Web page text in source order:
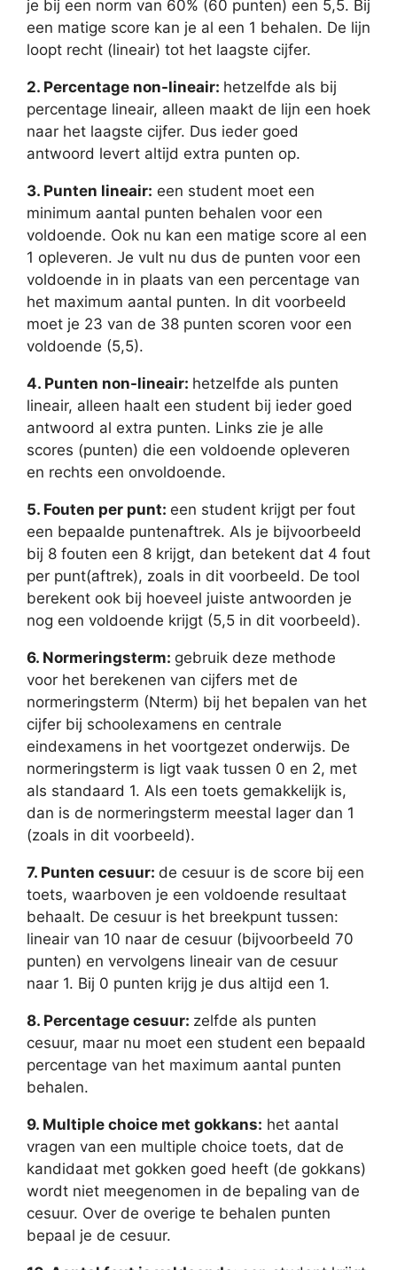
je bij een norm van 60% (60 punten) een 5,5. Bij
een matige score kan je al een 1 behalen. De lijn
loopt recht (lineair) tot het laagste cijfer.
2. Percentage non-lineair: hetzelfde als bij
percentage lineair, alleen maakt de lijn een hoek
naar het laagste cijfer. Dus ieder goed
antwoord levert altijd extra punten op.
3. Punten lineair: een student moet een
minimum aantal punten behalen voor een
voldoende. Ook nu kan een matige score al een
1 opleveren. Je vult nu dus de punten voor een
voldoende in in plaats van een percentage van
het maximum aantal punten. In dit voorbeeld
moet je 23 van de 38 punten scoren voor een
voldoende (5,5).
4. Punten non-lineair: hetzelfde als punten
lineair, alleen haalt een student bij ieder goed
antwoord al extra punten. Links zie je alle
scores (punten) die een voldoende opleveren
en rechts een onvoldoende.
5. Fouten per punt: een student krijgt per fout
een bepaalde puntenaftrek. Als je bijvoorbeeld
bij 8 fouten een 8 krijgt, dan betekent dat 4 fout
per punt(aftrek), zoals in dit voorbeeld. De tool
berekent ook bij hoeveel juiste antwoorden je
nog een voldoende krijgt (5,5 in dit voorbeeld).
6. Normeringsterm: gebruik deze methode
voor het berekenen van cijfers met de
normeringsterm (Nterm) bij het bepalen van het
cijfer bij schoolexamens en centrale
eindexamens in het voortgezet onderwijs. De
normeringsterm is ligt vaak tussen 0 en 2, met
als standaard 1. Als een toets gemakkelijk is,
dan is de normeringsterm meestal lager dan 1
(zoals in dit voorbeeld).
7. Punten cesuur: de cesuur is de score bij een
toets, waarboven je een voldoende resultaat
behaalt. De cesuur is het breekpunt tussen:
lineair van 10 naar de cesuur (bijvoorbeeld 70
punten) en vervolgens lineair van de cesuur
naar 1. Bij 0 punten krijg je dus altijd een 1.
8. Percentage cesuur: zelfde als punten
cesuur, maar nu moet een student een bepaald
percentage van het maximum aantal punten
behalen.
9. Multiple choice met gokkans: het aantal
vragen van een multiple choice toets, dat de
kandidaat met gokken goed heeft (de gokkans)
wordt niet meegenomen in de bepaling van de
cesuur. Over de overige te behalen punten
bepaal je de cesuur.